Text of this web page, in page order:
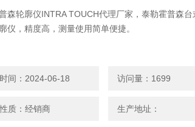
森轮廓仪INTRA TOUCH代理厂家，泰勒霍普森台
仪，精度高，测量使用简单便捷。
间：2024-06-18 访问量：1699
质：经销商 生产地址：